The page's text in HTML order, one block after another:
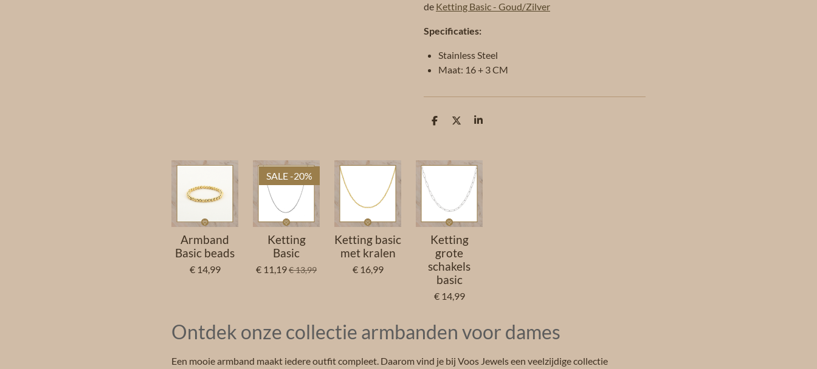
de Ketting Basic - Goud/Zilver
Specificaties:
Stainless Steel
Maat: 16 + 3 CM
D
n
D
S
e
Armband
Basic beads
€ 14,99
SALE -20%
Ketting
Basic
€ 11,19€ 13,99
Ketting basic
met kralen
€ 16,99
Ketting
grote
schakels
basic
€ 14,99
Ontdek onze collectie armbanden voor dames
Een mooie armband maakt iedere outfit compleet. Daarom vind je bij Voos Jewels een veelzijdige collectie